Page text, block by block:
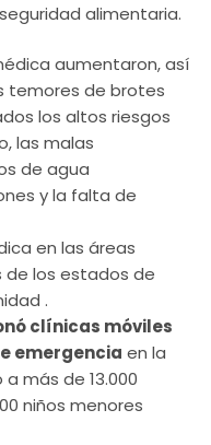
alimentaria.
aumentaron, así
temores de brotes
los altos riesgos
las malas
de agua
y la falta de
en las áreas
los estados de
.
clínicas móviles
emergencia en la
más de 13.000
niños menores